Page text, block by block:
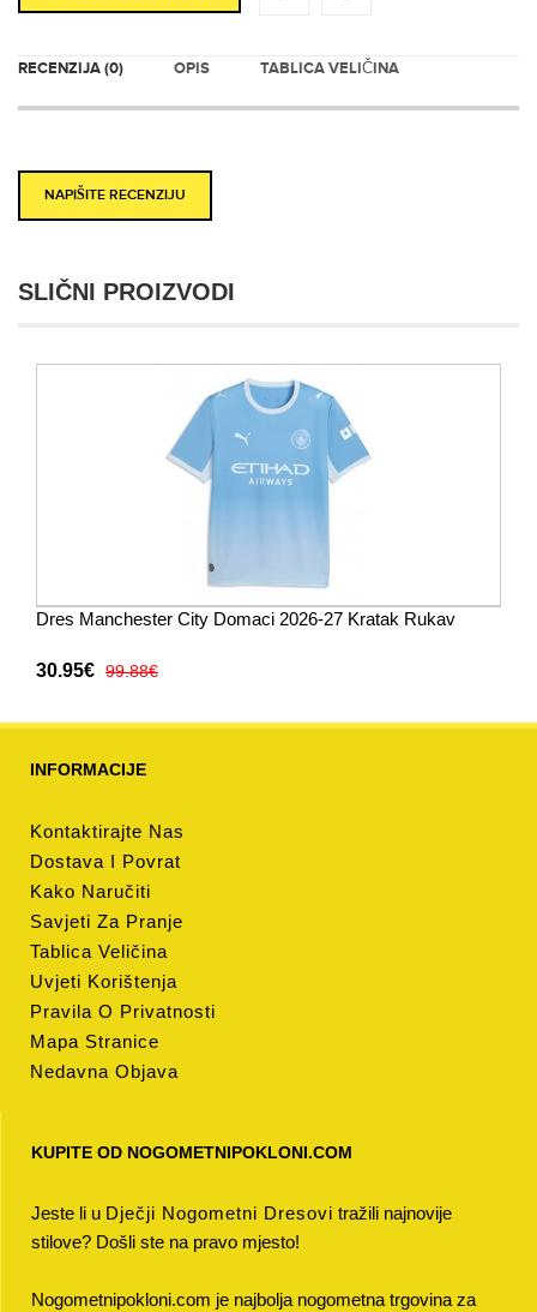
RECENZIJA (0) OPIS TABLICA VELIČINA
NAPIŠITE RECENZIJU
SLIČNI PROIZVODI
Dres Manchester City Domaci 2026-27 Kratak Rukav
30.95€ 99.88€
INFORMACIJE
Kontaktirajte Nas
Dostava I Povrat
Kako Naručiti
Savjeti Za Pranje
Tablica Veličina
Uvjeti Korištenja
Pravila O Privatnosti
Mapa Stranice
Nedavna Objava
KUPITE OD NOGOMETNIPOKLONI.COM
Jeste li u Dječji Nogometni Dresovi tražili najnovije
stilove? Došli ste na pravo mjesto!
Nogometnipokloni.com je najbolja nogometna trgovina za